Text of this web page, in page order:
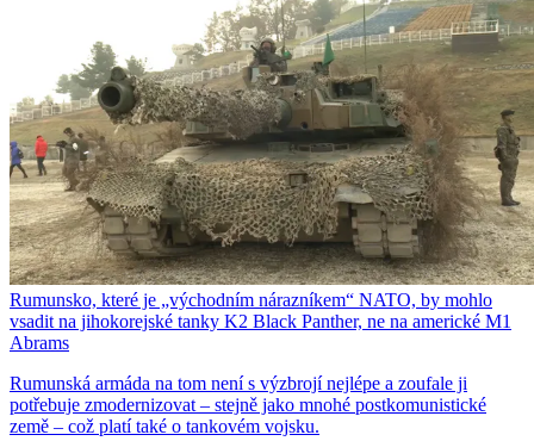
Rumunsko, které je „východním nárazníkem“ NATO, by mohlo
vsadit na jihokorejské tanky K2 Black Panther, ne na americké M1
Abrams
Rumunská armáda na tom není s výzbrojí nejlépe a zoufale ji
potřebuje zmodernizovat – stejně jako mnohé postkomunistické
země – což platí také o tankovém vojsku.